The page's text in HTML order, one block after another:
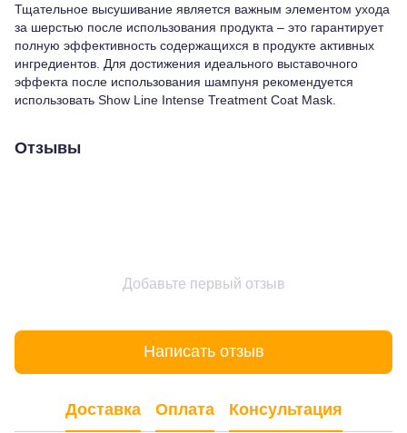
Тщательное высушивание является важным элементом ухода
за шерстью после использования продукта – это гарантирует
полную эффективность содержащихся в продукте активных
ингредиентов. Для достижения идеального выставочного
эффекта после использования шампуня рекомендуется
использовать Show Line Intense Treatment Coat Mask.
Отзывы
Добавьте первый отзыв
Написать отзыв
Доставка Оплата Консультация